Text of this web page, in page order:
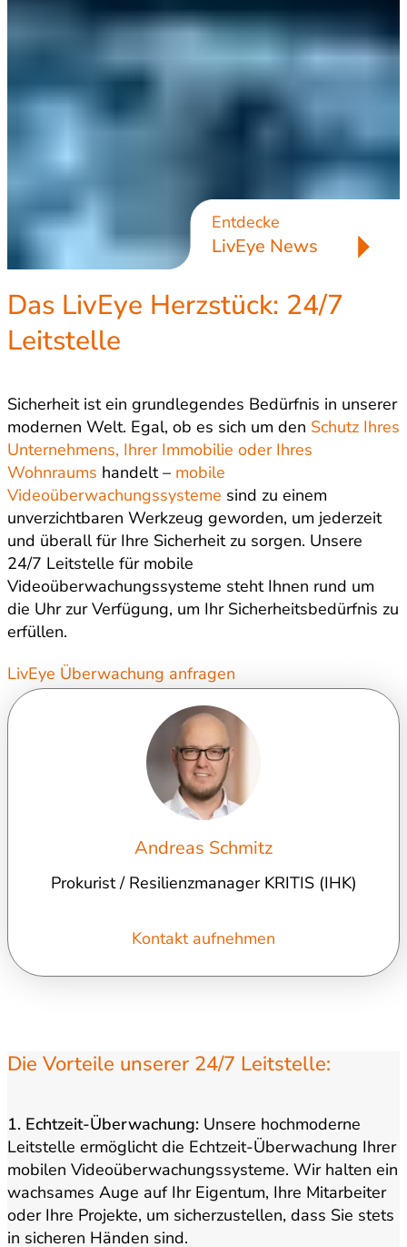
Entdecke
LivEye News
Das LivEye Herzstück: 24/7
Leitstelle
Sicherheit ist ein grundlegendes Bedürfnis in unserer
modernen Welt. Egal, ob es sich um den Schutz Ihres
Unternehmens, Ihrer Immobilie oder Ihres
Wohnraums handelt – mobile
Videoüberwachungssysteme sind zu einem
unverzichtbaren Werkzeug geworden, um jederzeit
und überall für Ihre Sicherheit zu sorgen. Unsere
24/7 Leitstelle für mobile
Videoüberwachungssysteme steht Ihnen rund um
die Uhr zur Verfügung, um Ihr Sicherheitsbedürfnis zu
erfüllen.
LivEye Überwachung anfragen
Andreas Schmitz
Prokurist / Resilienzmanager KRITIS (IHK)
Kontakt aufnehmen
Die Vorteile unserer 24/7 Leitstelle:
1. Echtzeit-Überwachung: Unsere hochmoderne
Leitstelle ermöglicht die Echtzeit-Überwachung Ihrer
mobilen Videoüberwachungssysteme. Wir halten ein
wachsames Auge auf Ihr Eigentum, Ihre Mitarbeiter
oder Ihre Projekte, um sicherzustellen, dass Sie stets
in sicheren Händen sind.